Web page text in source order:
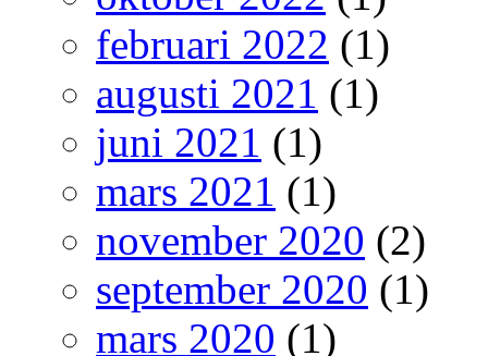
februari 2022 (1)
augusti 2021 (1)
juni 2021 (1)
mars 2021 (1)
november 2020 (2)
september 2020 (1)
mars 2020 (1)